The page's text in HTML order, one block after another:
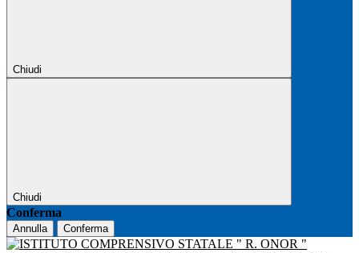
Chiudi
Chiudi
Conferma
Annulla Conferma